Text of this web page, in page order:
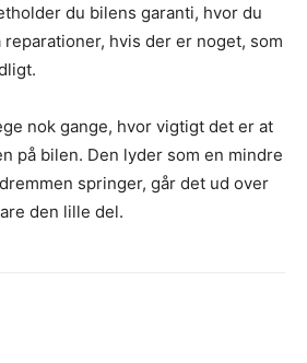
du bilens garanti, hvor du
hvis der er noget, som
nok gange, hvor vigtigt det er at
på bilen. Den lyder som en mindre
springer, går det ud over
den lille del.